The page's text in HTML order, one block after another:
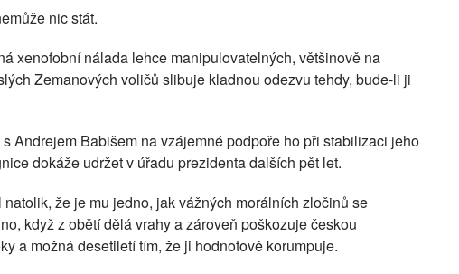
nic stát.
xenofobní nálada lehce manipulovatelných, většinově na
Zemanových voličů slibuje kladnou odezvu tehdy, bude-li ji
Andrejem Babišem na vzájemné podpoře ho při stabilizaci jeho
dokáže udržet v úřadu prezidenta dalších pět let.
že je mu jedno, jak vážných morálních zločinů se
když z obětí dělá vrahy a zároveň poškozuje českou
a možná desetiletí tím, že ji hodnotově korumpuje.